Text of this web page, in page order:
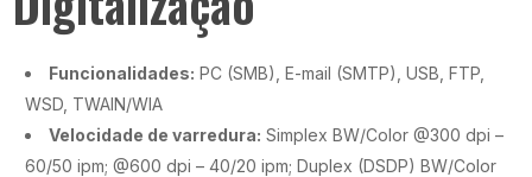
Funcionalidades: PC (SMB), E-mail (SMTP), USB, FTP,
WSD, TWAIN/WIA
Velocidade de varredura: Simplex BW/Color @300 dpi –
60/50 ipm; @600 dpi – 40/20 ipm; Duplex (DSDP) BW/Color